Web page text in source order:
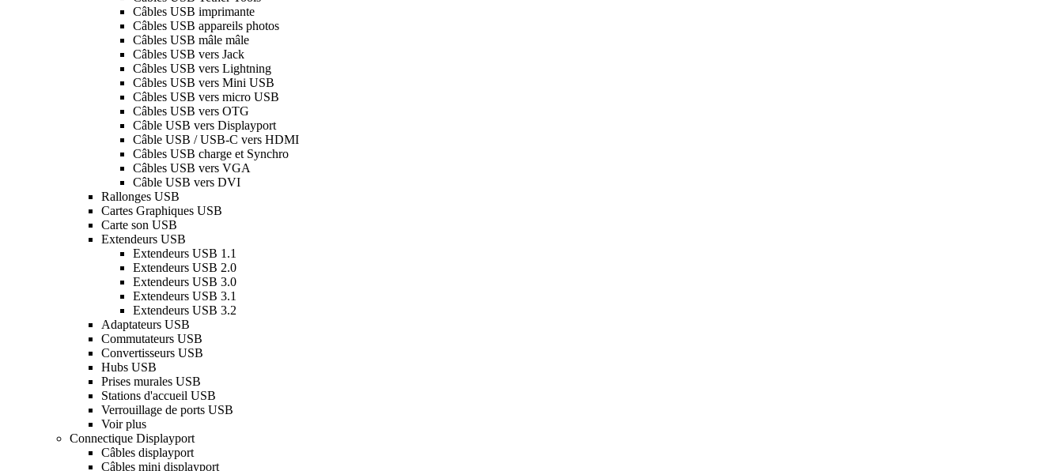
Câbles USB imprimante
Câbles USB appareils photos
Câbles USB mâle mâle
Câbles USB vers Jack
Câbles USB vers Lightning
Câbles USB vers Mini USB
Câbles USB vers micro USB
Câbles USB vers OTG
Câble USB vers Displayport
Câble USB / USB-C vers HDMI
Câbles USB charge et Synchro
Câbles USB vers VGA
Câble USB vers DVI
Rallonges USB
Cartes Graphiques USB
Carte son USB
Extendeurs USB
Extendeurs USB 1.1
Extendeurs USB 2.0
Extendeurs USB 3.0
Extendeurs USB 3.1
Extendeurs USB 3.2
Adaptateurs USB
Commutateurs USB
Convertisseurs USB
Hubs USB
Prises murales USB
Stations d'accueil USB
Verrouillage de ports USB
Voir plus
Connectique Displayport
Câbles displayport
Câbles mini displayport